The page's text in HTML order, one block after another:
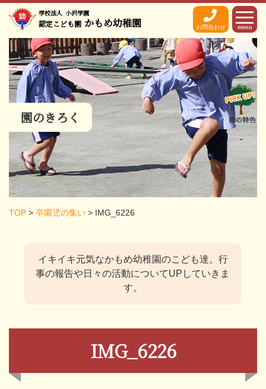
学校法人 小沢学園
認定こども園 かもめ幼稚園 お問合わせ menu
園のきろく
TOP > 卒園児の集い > IMG_6226
イキイキ元気なかもめ幼稚園のこども達。 行
事の報告や日々の活動についてUPしていきま
す。
IMG_6226